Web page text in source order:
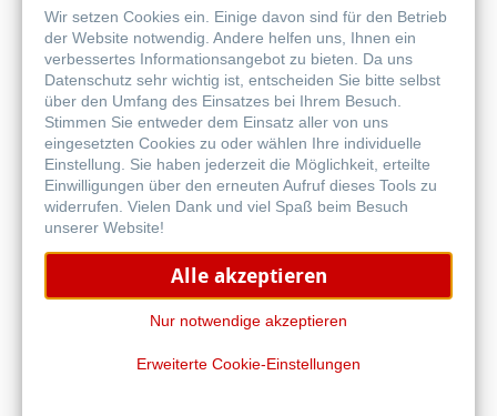
Online
kaufen
Weitere Produkte
Wir setzen Cookies ein. Einige davon sind für den Betrieb
der Website notwendig. Andere helfen uns, Ihnen ein
verbessertes Informationsangebot zu bieten. Da uns
Datenschutz sehr wichtig ist, entscheiden Sie bitte selbst
über den Umfang des Einsatzes bei Ihrem Besuch.
Stimmen Sie entweder dem Einsatz aller von uns
eingesetzten Cookies zu oder wählen Ihre individuelle
Einstellung. Sie haben jederzeit die Möglichkeit, erteilte
Einwilligungen über den erneuten Aufruf dieses Tools zu
widerrufen. Vielen Dank und viel Spaß beim Besuch
unserer Website!
Alle akzeptieren
Nur notwendige akzeptieren
Erweiterte Cookie-Einstellungen